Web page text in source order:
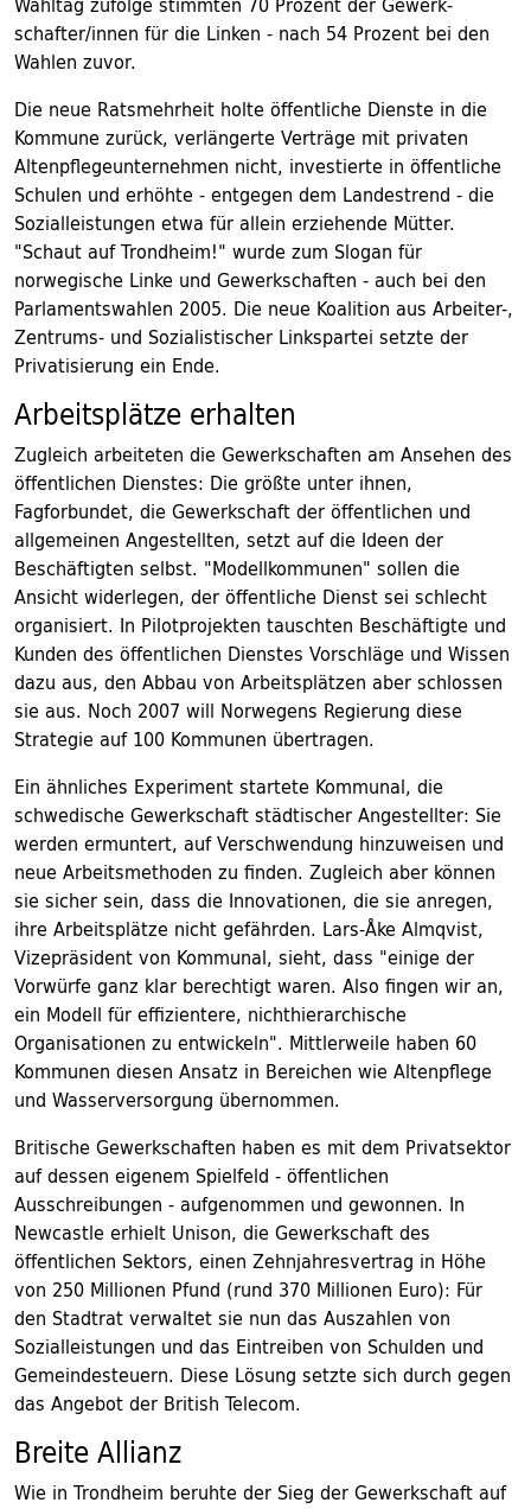
schafter/innen für die Linken - nach 54 Prozent bei den
Wahlen zuvor.
Die neue Ratsmehrheit holte öffentliche Dienste in die
Kommune zurück, verlängerte Verträge mit privaten
Altenpflegeunternehmen nicht, investierte in öffentliche
Schulen und erhöhte - entgegen dem Landestrend - die
Sozialleistungen etwa für allein erziehende Mütter.
"Schaut auf Trondheim!" wurde zum Slogan für
norwegische Linke und Gewerkschaften - auch bei den
Parlamentswahlen 2005. Die neue Koalition aus Arbeiter-,
Zentrums- und Sozialistischer Linkspartei setzte der
Privatisierung ein Ende.
Arbeitsplätze erhalten
Zugleich arbeiteten die Gewerkschaften am Ansehen des
öffentlichen Dienstes: Die größte unter ihnen,
Fagforbundet, die Gewerkschaft der öffentlichen und
allgemeinen Angestellten, setzt auf die Ideen der
Beschäftigten selbst. "Modellkommunen" sollen die
Ansicht widerlegen, der öffentliche Dienst sei schlecht
organisiert. In Pilotprojekten tauschten Beschäftigte und
Kunden des öffentlichen Dienstes Vorschläge und Wissen
dazu aus, den Abbau von Arbeitsplätzen aber schlossen
sie aus. Noch 2007 will Norwegens Regierung diese
Strategie auf 100 Kommunen übertragen.
Ein ähnliches Experiment startete Kommunal, die
schwedische Gewerkschaft städtischer Angestellter: Sie
werden ermuntert, auf Verschwendung hinzuweisen und
neue Arbeitsmethoden zu finden. Zugleich aber können
sie sicher sein, dass die Innovationen, die sie anregen,
ihre Arbeitsplätze nicht gefährden. Lars-Åke Almqvist,
Vizepräsident von Kommunal, sieht, dass "einige der
Vorwürfe ganz klar berechtigt waren. Also fingen wir an,
ein Modell für effizientere, nichthierarchische
Organisationen zu entwickeln". Mittlerweile haben 60
Kommunen diesen Ansatz in Bereichen wie Altenpflege
und Wasserversorgung übernommen.
Britische Gewerkschaften haben es mit dem Privatsektor
auf dessen eigenem Spielfeld - öffentlichen
Ausschreibungen - aufgenommen und gewonnen. In
Newcastle erhielt Unison, die Gewerkschaft des
öffentlichen Sektors, einen Zehnjahresvertrag in Höhe
von 250 Millionen Pfund (rund 370 Millionen Euro): Für
den Stadtrat verwaltet sie nun das Auszahlen von
Sozialleistungen und das Eintreiben von Schulden und
Gemeindesteuern. Diese Lösung setzte sich durch gegen
das Angebot der British Telecom.
Breite Allianz
Wie in Trondheim beruhte der Sieg der Gewerkschaft auf